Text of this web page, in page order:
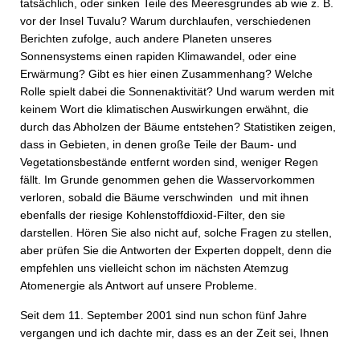
tatsächlich, oder sinken Teile des Meeresgrundes ab wie z. B.
vor der Insel Tuvalu? Warum durchlaufen, verschiedenen
Berichten zufolge, auch andere Planeten unseres
Sonnensystems einen rapiden Klimawandel, oder eine
Erwärmung? Gibt es hier einen Zusammenhang? Welche
Rolle spielt dabei die Sonnenaktivität? Und warum werden mit
keinem Wort die klimatischen Auswirkungen erwähnt, die
durch das Abholzen der Bäume entstehen? Statistiken zeigen,
dass in Gebieten, in denen große Teile der Baum- und
Vegetationsbestände entfernt worden sind, weniger Regen
fällt. Im Grunde genommen gehen die Wasservorkommen
verloren, sobald die Bäume verschwinden und mit ihnen
ebenfalls der riesige Kohlenstoffdioxid-Filter, den sie
darstellen. Hören Sie also nicht auf, solche Fragen zu stellen,
aber prüfen Sie die Antworten der Experten doppelt, denn die
empfehlen uns vielleicht schon im nächsten Atemzug
Atomenergie als Antwort auf unsere Probleme.
Seit dem 11. September 2001 sind nun schon fünf Jahre
vergangen und ich dachte mir, dass es an der Zeit sei, Ihnen